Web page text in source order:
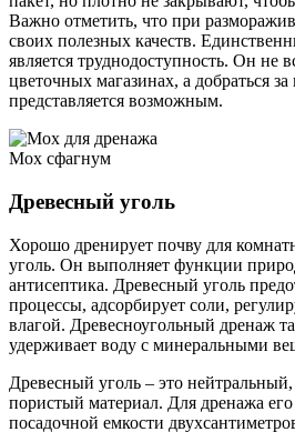
Важно отметить, что при
своих полезных качеств.
является труднодоступность. Он не
цветочных магазинах, а добраться
представляется возможным.
Мох сфагнум
Древесный уголь
Хорошо дренирует почву для
уголь. Он выполняет функции
антисептика. Древесный уголь
процессы, адсорбирует соли,
влагой. Древесноугольный дренаж
удерживает воду с минеральными
Древесный уголь – это
пористый материал. Для дренажа
посадочной емкости